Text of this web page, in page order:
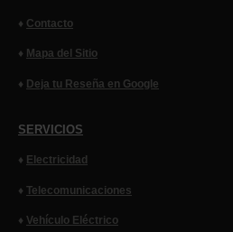
♦ Contacto
♦ Mapa del Sitio
♦ Deja tu Reseña en Google
SERVICIOS
♦ Electricidad
♦ Telecomunicaciones
♦ Vehículo Eléctrico